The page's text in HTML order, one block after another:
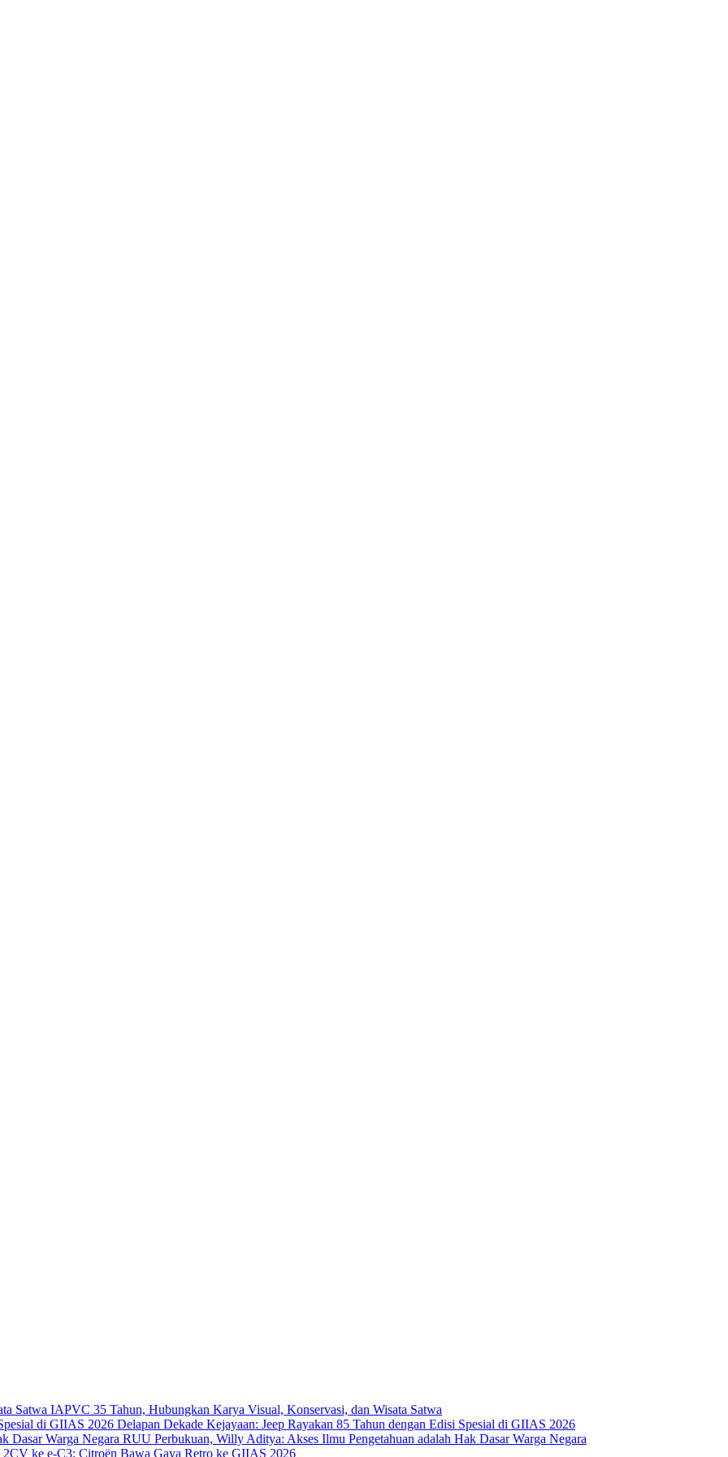
IAPVC 35 Tahun, Hubungkan Karya Visual, Konservasi, dan Wisata Satwa
Delapan Dekade Kejayaan: Jeep Rayakan 85 Tahun dengan Edisi Spesial di GIIAS 2026
RUU Perbukuan, Willy Aditya: Akses Ilmu Pengetahuan adalah Hak Dasar Warga Negara
ke e-C3: Citroën Bawa Gaya Retro ke GIIAS 2026